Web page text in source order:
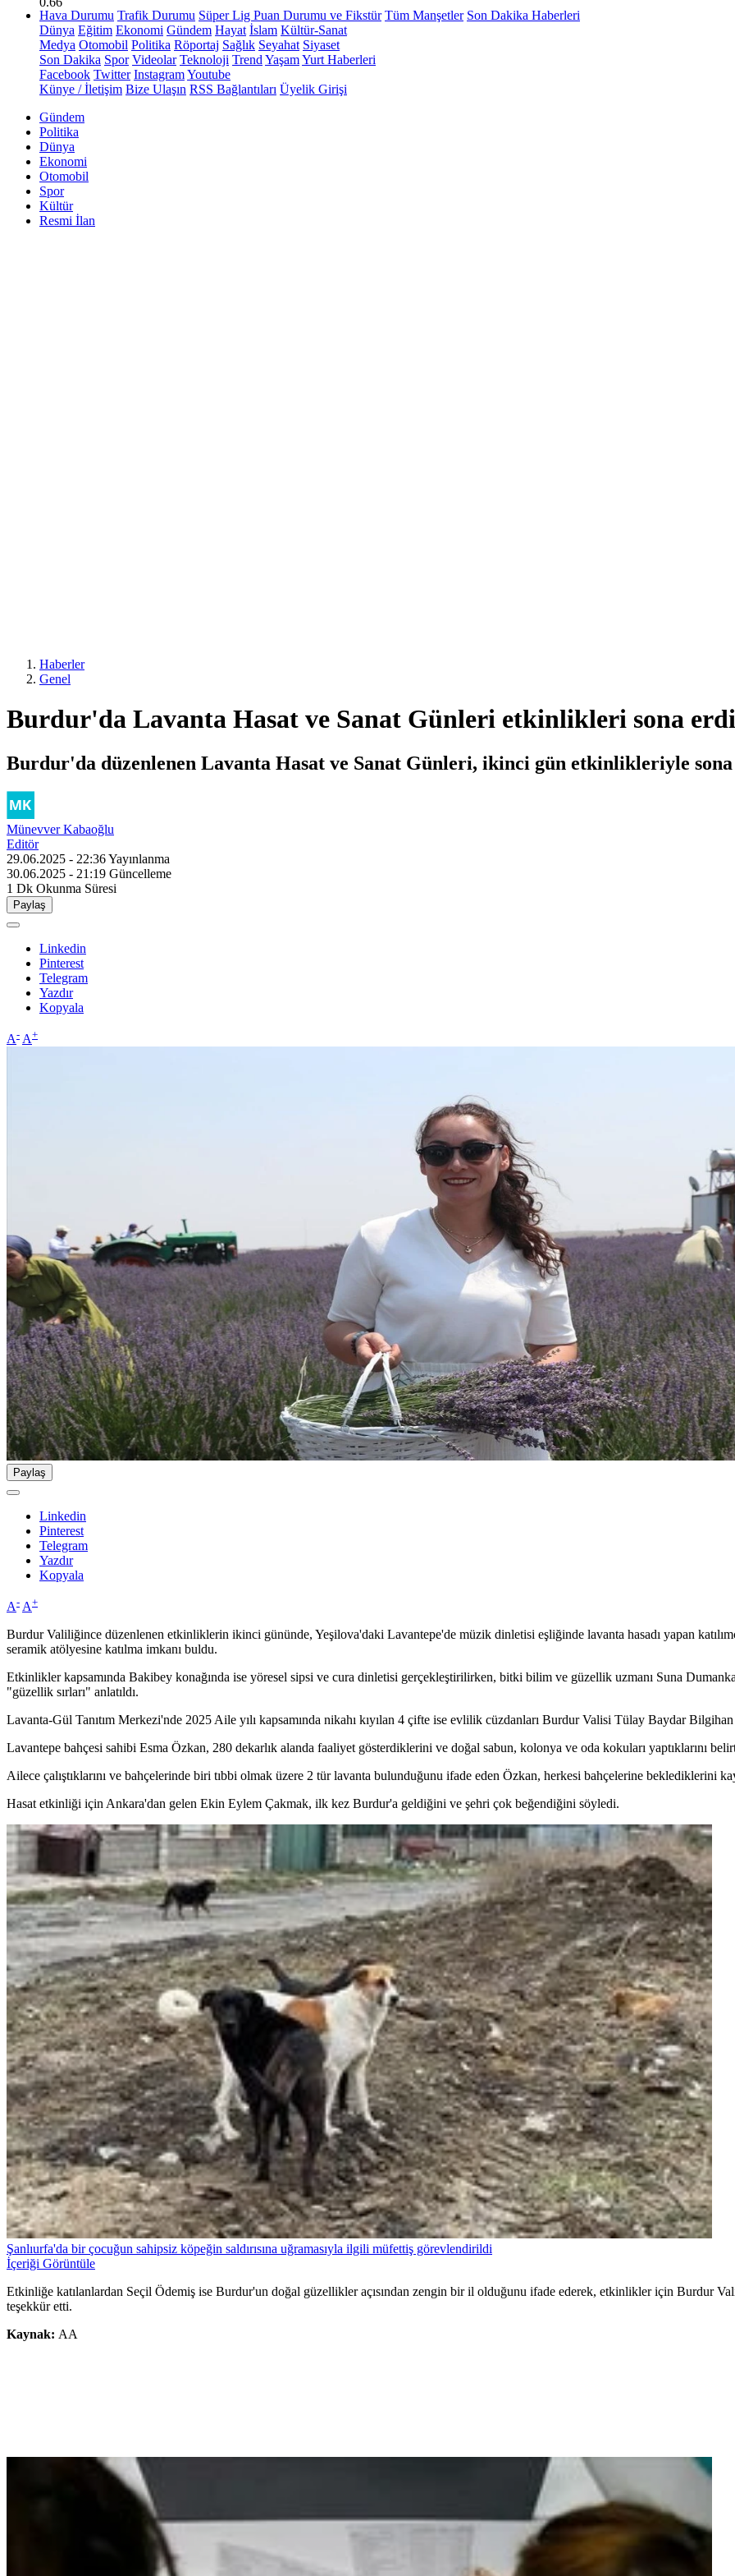
Hava Durumu Trafik Durumu Süper Lig Puan Durumu ve Fikstür Tüm Manşetler Son Dakika Haberleri
Dünya Eğitim Ekonomi Gündem Hayat İslam Kültür-Sanat
Medya Otomobil Politika Röportaj Sağlık Seyahat Siyaset
Son Dakika Spor Videolar Teknoloji Trend YaşamYurt Haberleri
Facebook Twitter InstagramYoutube
Künye / İletişim Bize Ulaşın RSS Bağlantıları Üyelik Girişi
Gündem
Politika
Dünya
Ekonomi
Otomobil
Spor
Kültür
Resmi İlan
Haberler
Genel
Burdur'da Lavanta Hasat ve Sanat Günleri etkinlikleri sona erdi
Burdur'da düzenlenen Lavanta Hasat ve Sanat Günleri, ikinci gün etkinlikleriyle
Münevver Kabaoğlu
Editör
29.06.2025 - 22:36Yayınlanma
30.06.2025 - 21:19 Güncelleme
1 Dk Okunma Süresi
Paylaş
Linkedin
Pinterest
Telegram
Yazdır
Kopyala
A- A+
Paylaş
Linkedin
Pinterest
Telegram
Yazdır
Kopyala
A- A+
Burdur Valiliğince düzenlenen etkinliklerin ikinci gününde, Yeşilova'daki Lavantepe'de müzik dinletisi eşliğinde lavanta hasadı yapan
seramik atölyesine katılma imkanı buldu.
Etkinlikler kapsamında Bakibey konağında ise yöresel sipsi ve cura dinletisi gerçekleştirilirken, bitki bilim ve güzellik uzmanı Suna
"güzellik sırları" anlatıldı.
Lavanta-Gül Tanıtım Merkezi'nde 2025 Aile yılı kapsamında nikahı kıyılan 4 çifte ise evlilik cüzdanları Burdur Valisi Tülay Baydar
Lavantepe bahçesi sahibi Esma Özkan, 280 dekarlık alanda faaliyet gösterdiklerini ve doğal sabun, kolonya ve oda kokuları yaptıklarını
Ailece çalıştıklarını ve bahçelerinde biri tıbbi olmak üzere 2 tür lavanta bulunduğunu ifade eden Özkan, herkesi bahçelerine beklediklerini
Hasat etkinliği için Ankara'dan gelen Ekin Eylem Çakmak, ilk kez Burdur'a geldiğini ve şehri çok beğendiğini söyledi.
Şanlıurfa'da bir çocuğun sahipsiz köpeğin saldırısına uğramasıyla ilgili müfettiş görevlendirildi
İçeriği Görüntüle
Etkinliğe katılanlardan Seçil Ödemiş ise Burdur'un doğal güzellikler açısından zengin bir il olduğunu ifade ederek, etkinlikler için Burdur
teşekkür etti.
Kaynak: AA